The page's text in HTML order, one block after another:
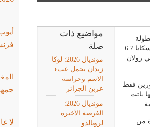
مواضيع ذات
صلة
مونديال 2026: لوكا
زيدان يحمل عبء
الاسم وحراسة
عرين الجزائر
مونديال 2026:
الفرصة الأخيرة
لرونالدو
فرنسا المفتوحة لكرة المضرب، بعدما أطاحت الأربعاء بالروسية آنا كالينسكايا 7 6
رولان
فقط
باتت
24 عاما الفائزة من
لا